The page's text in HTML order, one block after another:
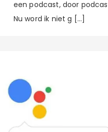
een podcast, door
Nu word ik niet g […]